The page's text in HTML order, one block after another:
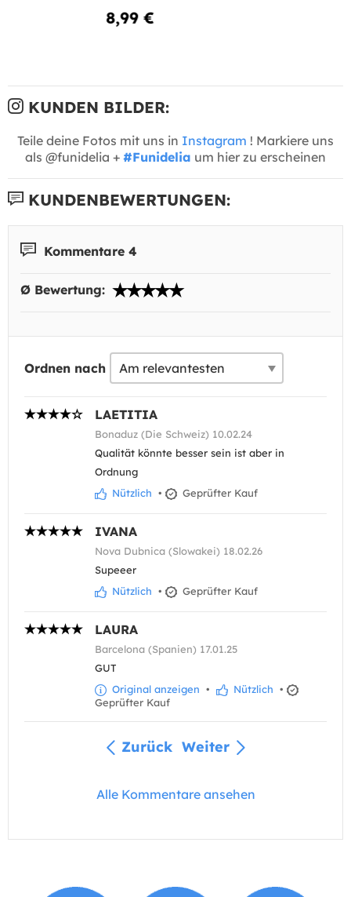
8,99 €
KUNDEN BILDER:
Teile deine Fotos mit uns in Instagram ! Markiere uns
als @funidelia + #Funidelia um hier zu erscheinen
KUNDENBEWERTUNGEN:
Kommentare 4
Ø Bewertung:
Ordnen nach
LAETITIA
Bonaduz (Die Schweiz) 10.02.24
Qualität könnte besser sein ist aber in
Ordnung
Nützlich • Geprüfter Kauf
IVANA
Nova Dubnica (Slowakei) 18.02.26
Supeeer
Nützlich • Geprüfter Kauf
LAURA
Barcelona (Spanien) 17.01.25
GUT
Original anzeigen • Nützlich •
Geprüfter Kauf
Zurück Weiter
Alle Kommentare ansehen